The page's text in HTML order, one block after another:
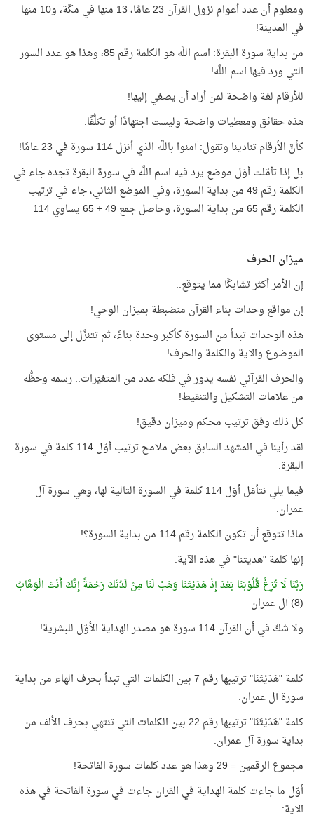
ومعلوم أن عدد أعوام نزول القرآن 23 عامًا، 13 منها في مكّة، و10 منها
في المدينة!
من بداية سورة البقرة: اسم اللَّه هو الكلمة رقم 85، وهذا هو عدد السور
التي ورد فيها اسم اللَّه!
للأرقام لغة واضحة لمن أراد أن يصغي إليها!
هذه حقائق ومعطيات واضحة وليست اجتهادًا أو تكلُّفًا.
كأنَّ الأرقام تنادينا وتقول: آمنوا باللَّه الذي أنزل 114 سورة في 23 عامًا!
بل إذا تأمّلت أوّل موضع يرد فيه اسم اللَّه في سورة البقرة تجده جاء في
الكلمة رقم 49 من بداية السورة، وفي الموضع الثاني، جاء في ترتيب
الكلمة رقم 65 من بداية السورة، وحاصل جمع 49 + 65 يساوي 114
ميزان الحرف
إن الأمر أكثر تشابكًا مما يتوقع..
إن مواقع وحدات بناء القرآن منضبطة بميزان الوحي!
هذه الوحدات تبدأ من السورة كأكبر وحدة بناءً، ثم تتنزَّل إلى مستوى
الموضوع والآية والكلمة والحرف!
والحرف القرآني نفسه يدور في فلكه عدد من المتغيّرات.. رسمه وحظُّه
من علامات التشكيل والتنقيط!
كل ذلك وفق ترتيب محكم وميزان دقيق!
لقد رأينا في المشهد السابق بعض ملامح ترتيب أوّل 114 كلمة في سورة
البقرة.
فيما يلي نتأمّل أوّل 114 كلمة في السورة التالية لها، وهي سورة آل
عمران.
ماذا تتوقع أن تكون الكلمة رقم 114 من بداية السورة؟!
إنها كلمة "هديتنا" في هذه الآية:
رَبَّنَا لَا تُزِغْ قُلُوْبَنَا بَعْدَ إِذْهَدَيْتَنَاوَهَبْ لَنَا مِنْ لَدُنْكَ رَحْمَةً إِنَّكَ أَنْتَ الْوَهَّابُ
(8) آل عمران
ولا شكّ في أن القرآن 114 سورة هو مصدر الهداية الأوّل للبشرية!
كلمة "هَدَيْتَنَا" ترتيبها رقم 7 بين الكلمات التي تبدأ بحرف الهاء من بداية
سورة آل عمران.
كلمة "هَدَيْتَنَا" ترتيبها رقم 22 بين الكلمات التي تنتهي بحرف الألف من
بداية سورة آل عمران.
مجموع الرقمين = 29 وهذا هو عدد كلمات سورة الفاتحة!
أوّل ما جاءت كلمة الهداية في القرآن جاءت في سورة الفاتحة في هذه
الآية: